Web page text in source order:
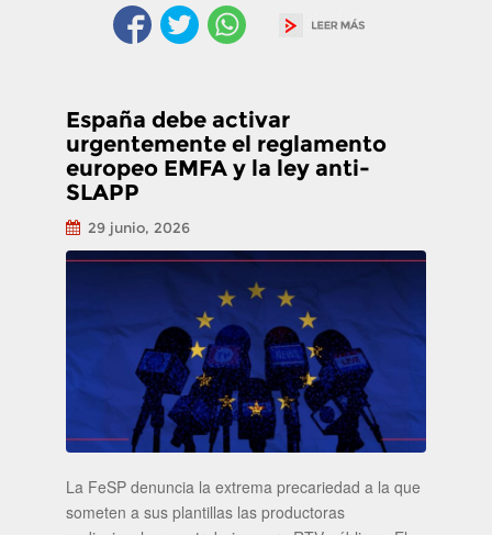
España debe activar
urgentemente el reglamento
europeo EMFA y la ley anti-
SLAPP
29 junio, 2026
La FeSP denuncia la extrema precariedad a la que
someten a sus plantillas las productoras